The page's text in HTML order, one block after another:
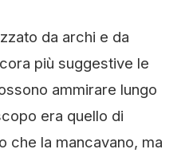
da archi e da
più suggestive le
ammirare lungo
era quello di
che la mancavano, ma